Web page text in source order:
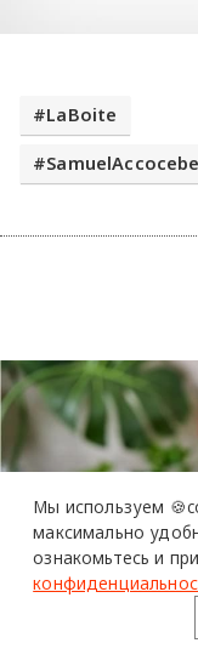
LaBoite
Мы используем
максимально
ознакомьтесь и